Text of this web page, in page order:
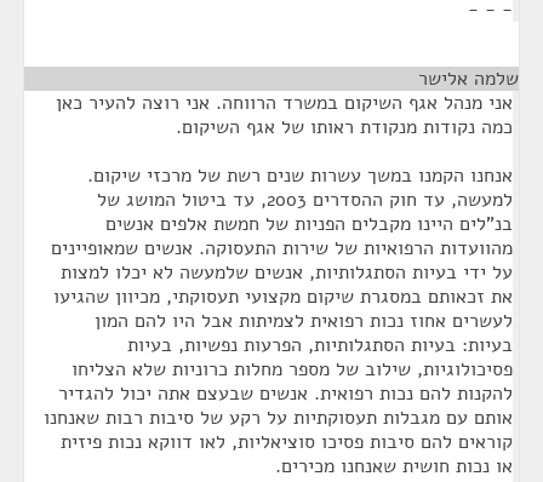
- - -
שלמה אלישר
אני מנהל אגף השיקום במשרד הרווחה. אני רוצה להעיר כאן
כמה נקודות מנקודת ראותו של אגף השיקום.
אנחנו הקמנו במשך עשרות שנים רשת של מרכזי שיקום.
למעשה, עד חוק ההסדרים 2003, עד ביטול המושג של
בנ"לים היינו מקבלים הפניות של חמשת אלפים אנשים
מהוועדות הרפואיות של שירות התעסוקה. אנשים שמאופיינים
על ידי בעיות הסתגלותיות, אנשים שלמעשה לא יכלו למצות
את זכאותם במסגרת שיקום מקצועי תעסוקתי, מכיוון שהגיעו
לעשרים אחוז נכות רפואית לצמיתות אבל היו להם המון
בעיות: בעיות הסתגלותיות, הפרעות נפשיות, בעיות
פסיכולוגיות, שילוב של מספר מחלות כרוניות שלא הצליחו
להקנות להם נכות רפואית. אנשים שבעצם אתה יכול להגדיר
אותם עם מגבלות תעסוקתיות על רקע של סיבות רבות שאנחנו
קוראים להם סיבות פסיכו סוציאליות, לאו דווקא נכות פיזית
או נכות חושית שאנחנו מכירים.